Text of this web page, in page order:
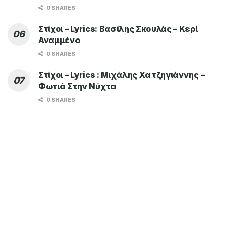
0 SHARES
Στίχοι – Lyrics: Βασίλης Σκουλάς – Κερί
Αναμμένο
0 SHARES
Στίχοι – Lyrics : Μιχάλης Χατζηγιάννης –
Φωτιά Στην Νύχτα
0 SHARES